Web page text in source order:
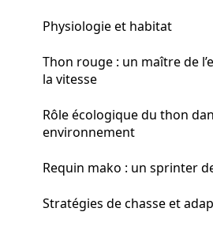
Physiologie et habitat
Thon rouge : un maître de
la vitesse
Rôle écologique du thon
environnement
Requin mako : un sprinter
Stratégies de chasse et